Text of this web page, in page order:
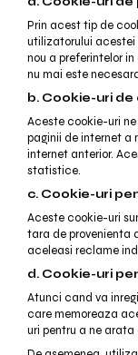
Prin acest tip de
utilizatorului acestei
nou a preferintelor
nu mai este
b. Cookie-uri
Aceste cookie-uri
paginii de internet
internet anterior.
statistice.
c. Cookie-uri
Aceste cookie-uri
tara de provenienta
aceleasi reclame
d. Cookie-uri
Atunci cand va
care memoreaza
uri pentru a ne